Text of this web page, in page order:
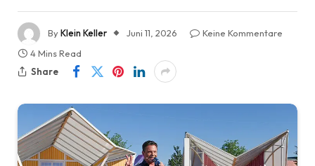
ByKlein Keller Juni 11, 2026
Keine Kommentare
4 Mins Read
Share